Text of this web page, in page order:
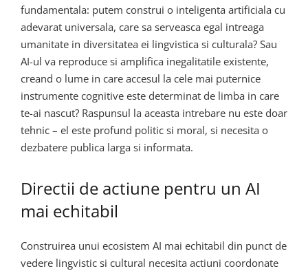
fundamentala: putem construi o inteligenta artificiala cu
adevarat universala, care sa serveasca egal intreaga
umanitate in diversitatea ei lingvistica si culturala? Sau
AI-ul va reproduce si amplifica inegalitatile existente,
creand o lume in care accesul la cele mai puternice
instrumente cognitive este determinat de limba in care
te-ai nascut? Raspunsul la aceasta intrebare nu este doar
tehnic – el este profund politic si moral, si necesita o
dezbatere publica larga si informata.
Directii de actiune pentru un AI
mai echitabil
Construirea unui ecosistem AI mai echitabil din punct de
vedere lingvistic si cultural necesita actiuni coordonate